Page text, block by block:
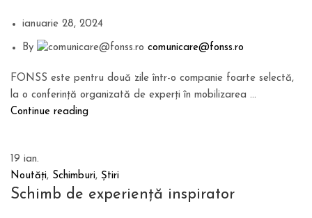
ianuarie 28, 2024
By comunicare@fonss.ro
FONSS este pentru două zile într-o companie foarte selectă,
la o conferință organizată de experți în mobilizarea ...
Continue reading
19 ian.
Noutăți, Schimburi, Știri
Schimb de experiență inspirator